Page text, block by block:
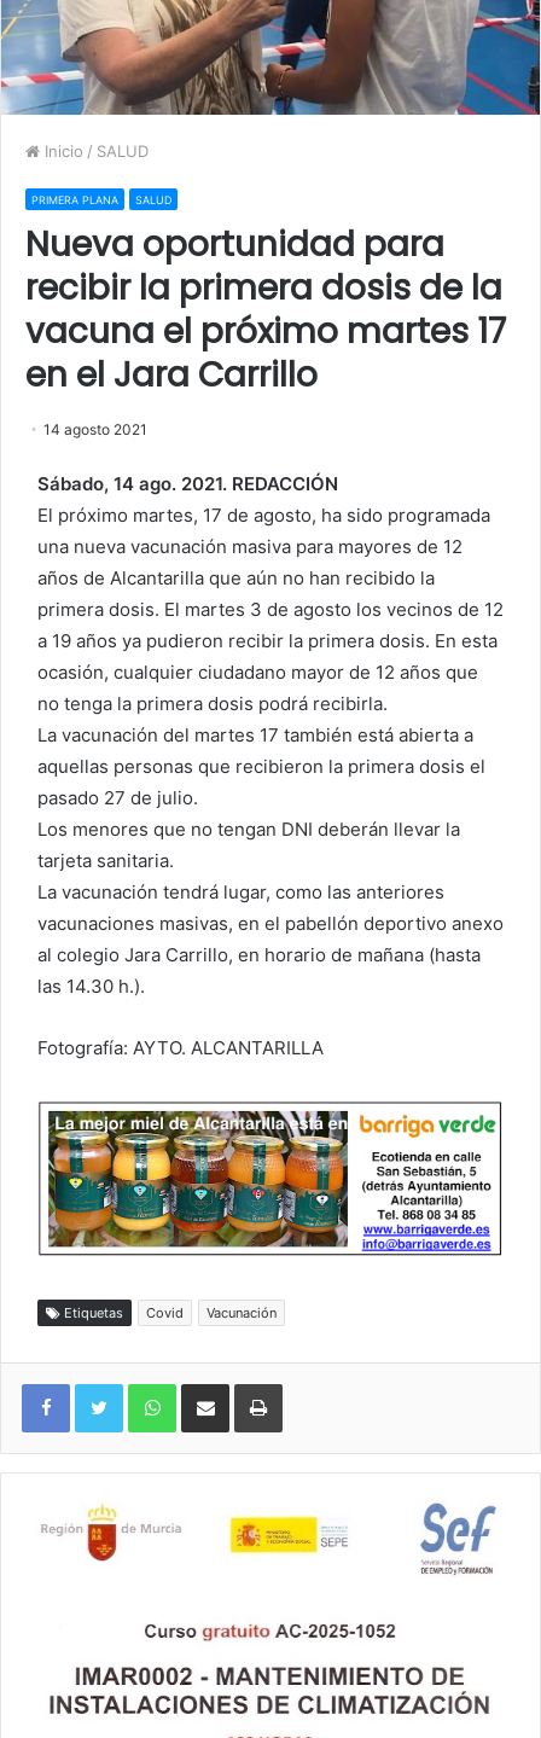
Inicio / SALUD
PRIMERA PLANA SALUD
Nueva oportunidad para
recibir la primera dosis de la
vacuna el próximo martes 17
en el Jara Carrillo
14 agosto 2021
Sábado, 14 ago. 2021. REDACCIÓN
El próximo martes, 17 de agosto, ha sido programada
una nueva vacunación masiva para mayores de 12
años de Alcantarilla que aún no han recibido la
primera dosis. El martes 3 de agosto los vecinos de 12
a 19 años ya pudieron recibir la primera dosis. En esta
ocasión, cualquier ciudadano mayor de 12 años que
no tenga la primera dosis podrá recibirla.
La vacunación del martes 17 también está abierta a
aquellas personas que recibieron la primera dosis el
pasado 27 de julio.
Los menores que no tengan DNI deberán llevar la
tarjeta sanitaria.
La vacunación tendrá lugar, como las anteriores
vacunaciones masivas, en el pabellón deportivo anexo
al colegio Jara Carrillo, en horario de mañana (hasta
las 14.30 h.).
Fotografía: AYTO. ALCANTARILLA
Etiquetas Covid Vacunación
WhatsAppCompartir por correo electrónicoImprimir